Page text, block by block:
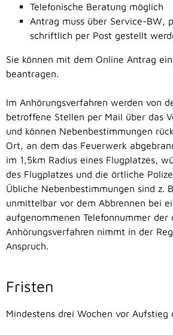
Telefonische Beratung möglich
Antrag muss über Service-BW,
schriftlich per Post gestellt
Sie können mit dem Online Antrag
beantragen.
Im Anhörungsverfahren werden von
betroffene Stellen per Mail über das
und können Nebenbestimmungen
Ort, an dem das Feuerwerk
im 1,5km Radius eines Flugplatzes,
des Flugplatzes und die örtliche
Übliche Nebenbestimmungen sind z.
unmittelbar vor dem Abbrennen bei
aufgenommenen Telefonnummer der
Anhörungsverfahren nimmt in der
Anspruch.
Fristen
Mindestens drei Wochen vor Aufstieg